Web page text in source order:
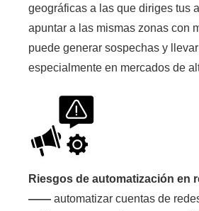
geográficas a las que diriges tus
apuntar a las mismas zonas con
puede generar sospechas y
especialmente en mercados de
Riesgos de automatización en
—— automatizar cuentas de